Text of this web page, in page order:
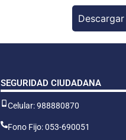
Descargar
SEGURIDAD CIUDADANA
Celular: 988880870
Fono Fijo: 053-690051